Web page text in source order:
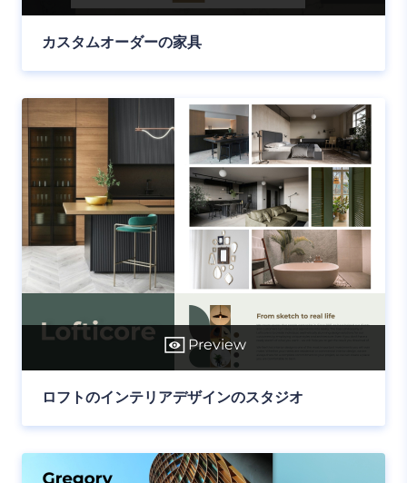
カスタムオーダーの家具
Preview
ロフトのインテリアデザインのスタジオ